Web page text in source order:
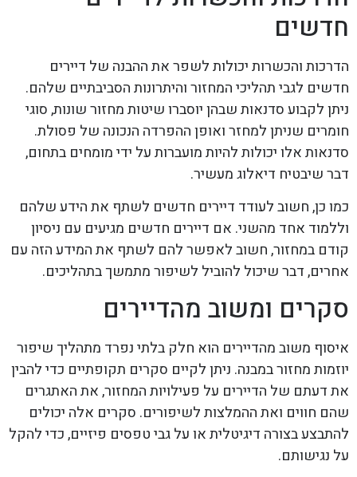
חדשים
הדרכות והכשרות יכולות לשפר את ההבנה של דיירים
חדשים לגבי תהליכי המחזור והיתרונות הסביבתיים שלהם.
ניתן לקבוע סדנאות שבהן יוסברו שיטות מחזור שונות, סוגי
חומרים שניתן למחזר ואופן ההפרדה הנכונה של פסולת.
סדנאות אלו יכולות להיות מועברות על ידי מומחים בתחום,
דבר שיבטיח דיאלוג מעשיר.
כמו כן, חשוב לעודד דיירים חדשים לשתף את הידע שלהם
וללמוד אחד מהשני. אם דיירים חדשים מגיעים עם ניסיון
קודם במחזור, חשוב לאפשר להם לשתף את המידע הזה עם
אחרים, דבר שיכול להוביל לשיפור מתמשך בתהליכים.
סקרים ומשוב מהדיירים
איסוף משוב מהדיירים הוא חלק בלתי נפרד מתהליך שיפור
יוזמות מחזור במבנה. ניתן לקיים סקרים תקופתיים כדי להבין
את דעתם של הדיירים על פעילויות המחזור, את האתגרים
שהם חווים ואת ההמלצות לשיפורים. סקרים אלה יכולים
להתבצע בצורה דיגיטלית או על גבי טפסים פיזיים, כדי להקל
על נגישותם.